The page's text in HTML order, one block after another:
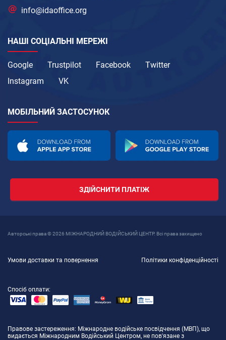
info@idaoffice.org
НАШІ СОЦІАЛЬНІ МЕРЕЖІ
Google Trustpilot Facebook
Twitter
Instagram
VK
МОБІЛЬНИЙ ЗАСТОСУНОК
ЗДІЙСНИТИ ПЛАТІЖ
Авторські права © 2026 МІЖНАРОДНИЙ ВОДІЙСЬКИЙ ЦЕНТР. Всі права захищено
Умови доставки та повернення Політики конфіденційності
Спосіб оплати:
Правове застереження: Міжнародне водійське посвідчення (МВП), що
видається Міжнародним Водійський Центром, не пов'язане з